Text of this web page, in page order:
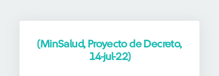
(MinSalud, Proyecto de Decreto,
14-jul-22)